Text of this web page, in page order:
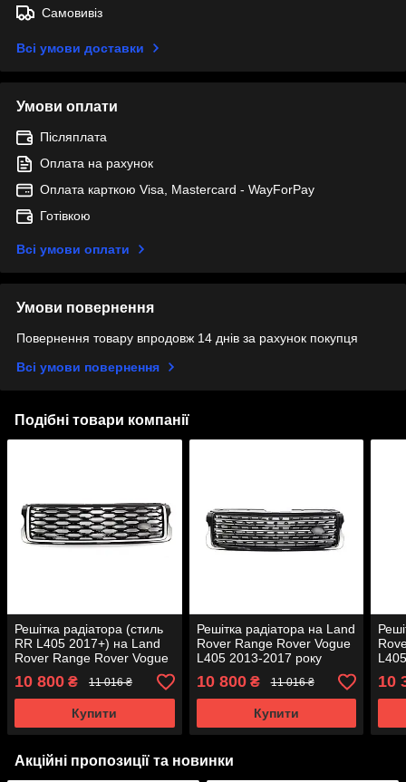
Самовивіз
Всі умови доставки
Умови оплати
Післяплата
Оплата на рахунок
Оплата карткою Visa, Mastercard - WayForPay
Готівкою
Всі умови оплати
Умови повернення
Повернення товару впродовж 14 днів за рахунок покупця
Всі умови повернення
Подібні товари компанії
Решітка радіатора (стиль
RR L405 2017+) на Land
Rover Range Rover Vogue
L405 2013-2017 року
10 800 ₴ 11 016 ₴
Купити
Решітка радіатора на Land
Rover Range Rover Vogue
L405 2013-2017 року
10 800₴ 11 016 ₴
Купити
10
Акційні пропозиції та новинки